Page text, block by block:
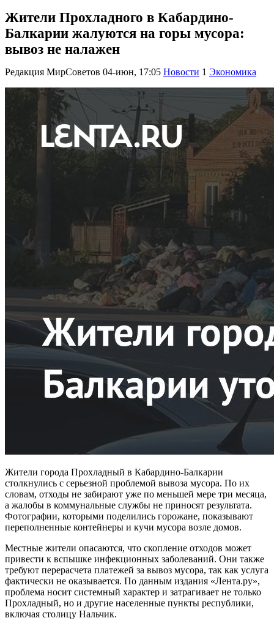
Жители Прохладного в Кабардино-
Балкарии жалуются на горы мусора:
вывоз не налажен
Редакция МирСоветов 04-июн, 17:05 Новости 1 Экономика
Жители города Прохладный в Кабардино-Балкарии
столкнулись с серьезной проблемой вывоза мусора. По их
словам, отходы не забирают уже по меньшей мере три месяца,
а жалобы в коммунальные службы не приносят результата.
Фотографии, которыми поделились горожане, показывают
переполненные контейнеры и кучи мусора возле домов.
Местные жители опасаются, что скопление отходов может
привести к вспышке инфекционных заболеваний. Они также
требуют перерасчета платежей за вывоз мусора, так как услуга
фактически не оказывается. По данным издания «Лента.ру»,
проблема носит системный характер и затрагивает не только
Прохладный, но и другие населенные пункты республики,
включая столицу Нальчик.